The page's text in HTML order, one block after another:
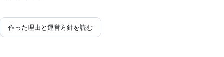
作った理由と運営方針を読む